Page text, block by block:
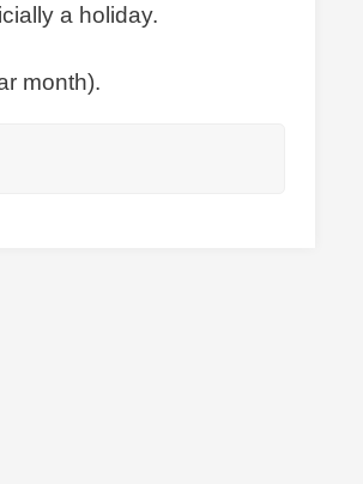
a holiday.
month).